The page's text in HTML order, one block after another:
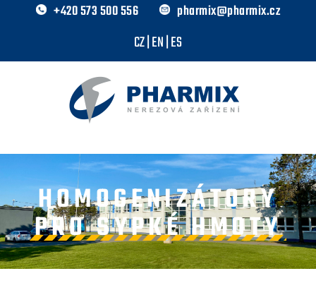
+420 573 500 556 pharmix@pharmix.cz
CZ|EN|ES
HOMOGENIZÁTORY
PRO SYPKÉ HMOTY